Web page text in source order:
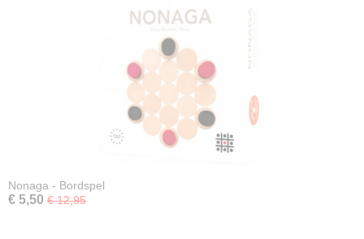
Nonaga - Bordspel
€ 5,50 € 12,95